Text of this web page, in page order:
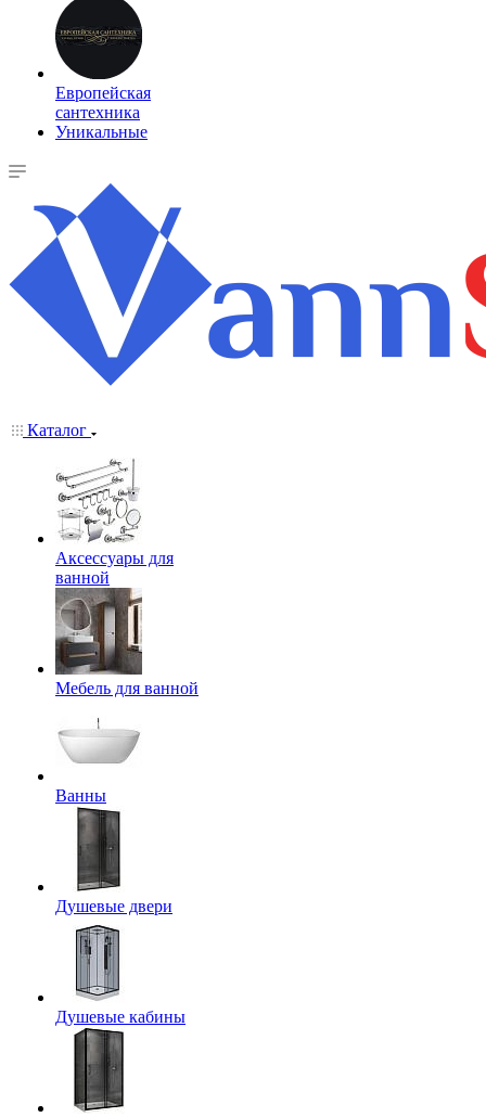
Европейская
сантехника
Уникальные
Каталог
Аксессуары для
ванной
Мебель для ванной
Ванны
Душевые двери
Душевые кабины